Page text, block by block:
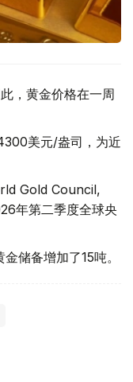
，黄金价格在一周
美元/盎司，为近
Gold Council,
年第二季度全球央
储备增加了15吨。